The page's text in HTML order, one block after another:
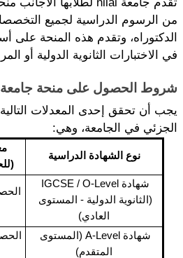
في الاختبارات الثانوية الدولية أو
شروط الحصول على منحة جامعة
الجزئي في الجامعة، وهي:
نوع الشهادة الدراسية
العادي)
المتقدم)